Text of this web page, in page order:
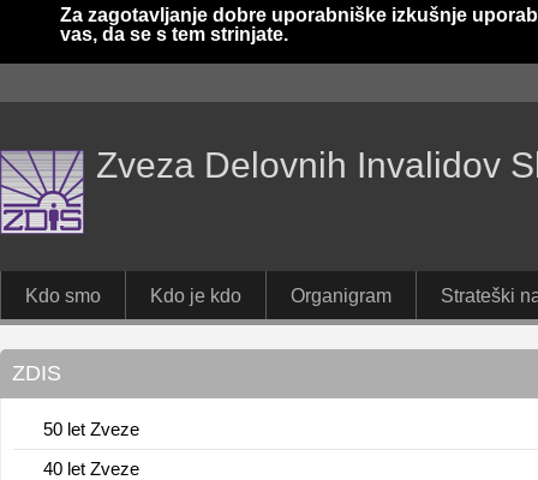
Za zagotavljanje dobre uporabniške izkušnje
vas, da se s tem strinjate.
Zveza Delovnih Invalidov
Kdo smo Kdo je kdo Organigram Strateški
ZDIS
50 let Zveze
40 let Zveze